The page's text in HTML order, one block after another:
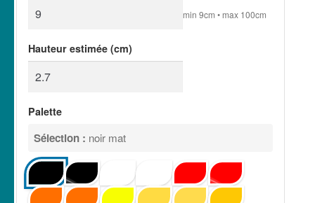
min 9cm • max 100cm
Hauteur estimée (cm)
Palette
Sélection : noir mat